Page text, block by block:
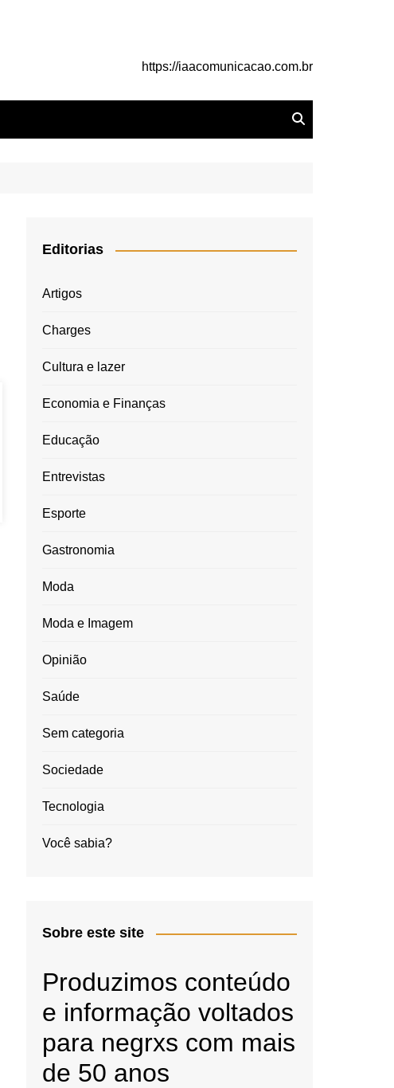
https://iaacomunicacao.com.br
Editorias
Artigos
Charges
Cultura e lazer
Economia e Finanças
Educação
Entrevistas
Esporte
Gastronomia
Moda
Moda e Imagem
Opinião
Saúde
Sem categoria
Sociedade
Tecnologia
Você sabia?
Sobre este site
Produzimos conteúdo
e informação voltados
para negrxs com mais
de 50 anos